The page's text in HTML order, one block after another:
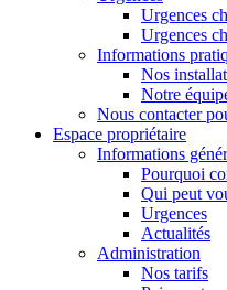
Urgences
Urgences
Informations
Nos
Notre
Nous contacter
Espace propriétaire
Informations
Pourquoi
Qui peut
Urgences
Actualités
Administration
Nos tarifs